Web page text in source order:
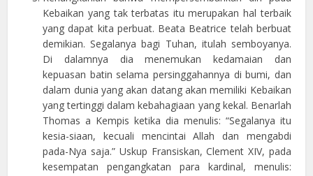
Kebaikan yang tak terbatas itu merupakan hal terbaik
yang dapat kita perbuat. Beata Beatrice telah berbuat
demikian. Segalanya bagi Tuhan, itulah semboyanya.
Di dalamnya dia menemukan kedamaian dan
kepuasan batin selama persinggahannya di bumi, dan
dalam dunia yang akan datang akan memiliki Kebaikan
yang tertinggi dalam kebahagiaan yang kekal. Benarlah
Thomas a Kempis ketika dia menulis: “Segalanya itu
kesia-siaan, kecuali mencintai Allah dan mengabdi
pada-Nya saja.” Uskup Fransiskan, Clement XIV, pada
kesempatan pengangkatan para kardinal, menulis: